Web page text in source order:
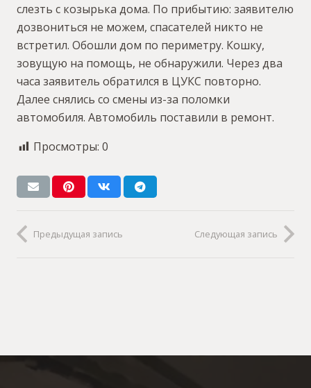
слезть с козырька дома. По прибытию: заявителю
дозвониться не можем, спасателей никто не
встретил. Обошли дом по периметру. Кошку,
зовущую на помощь, не обнаружили. Через два
часа заявитель обратился в ЦУКС повторно.
Далее снялись со смены из-за поломки
автомобиля. Автомобиль поставили в ремонт.
Просмотры: 0
Предыдущая запись Следующая запись